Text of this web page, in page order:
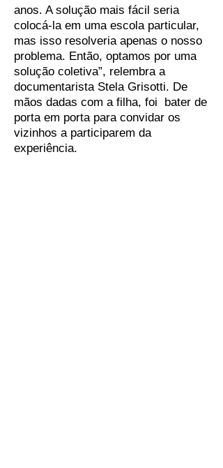
anos. A solução mais fácil seria
colocá-la em uma escola particular,
mas isso resolveria apenas o nosso
problema. Então, optamos por uma
solução coletiva”, relembra a
documentarista Stela Grisotti. De
mãos dadas com a filha, foi bater de
porta em porta para convidar os
vizinhos a participarem da
experiência.